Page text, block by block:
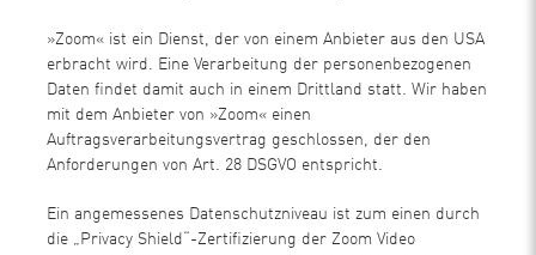
»Zoom« ist ein Dienst, der von einem Anbieter aus den USA
erbracht wird. Eine Verarbeitung der personenbezogenen
Daten findet damit auch in einem Drittland statt. Wir haben
mit dem Anbieter von »Zoom« einen
Auftragsverarbeitungsvertrag geschlossen, der den
Anforderungen von Art. 28 DSGVO entspricht.
Ein angemessenes Datenschutzniveau ist zum einen durch
die „Privacy Shield“-Zertifizierung der Zoom Video